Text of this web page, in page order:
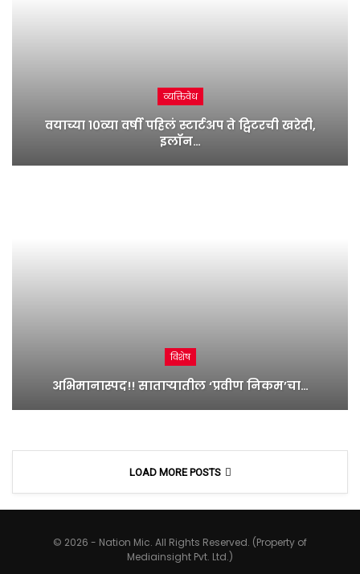
व्यक्तिवेध
वयाच्या १०व्या वर्षी पहिलं स्टार्टअप ते ट्विटरची खरेदी,
इलॉन…
विशेष
अभिमानास्पद!! साताऱ्यातील ‘प्रवीण निकम’चा…
LOAD MORE POSTS
© 2026 - Nation Mic. All Rights Reserved. (Property of
Mediainsight Pvt. Ltd.)